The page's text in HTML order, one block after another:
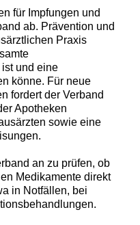
für Impfungen und
ab. Prävention und
Praxis
und eine
könne. Für neue
fordert der Verband
Apotheken
sowie eine
an zu prüfen, ob
Medikamente direkt
in Notfällen, bei